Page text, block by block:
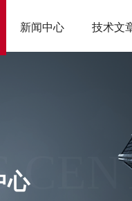
新闻中心 技术文
心